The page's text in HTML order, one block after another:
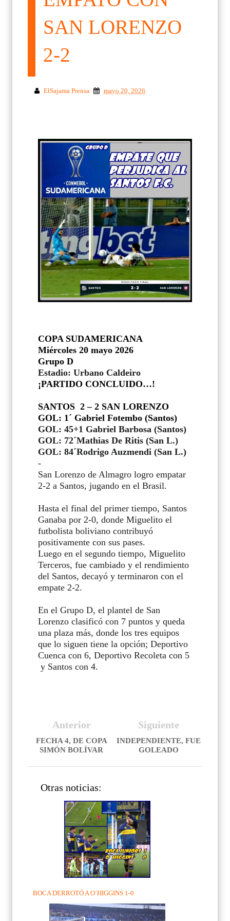
SAN LORENZO
2-2
ElSajama Prensa mayo 20, 2026
COPA SUDAMERICANA
Miércoles 20 mayo 2026
Grupo D
Estadio: Urbano Caldeiro
¡PARTIDO CONCLUIDO…!
SANTOS 2 – 2 SAN LORENZO
GOL: 1´ Gabriel Fotembo (Santos)
GOL: 45+1 Gabriel Barbosa (Santos)
GOL: 72´Mathias De Ritis (San L.)
GOL: 84´Rodrigo Auzmendi (San L.)
-
San Lorenzo de Almagro logro empatar
2-2 a Santos, jugando en el Brasil.
Hasta el final del primer tiempo, Santos
Ganaba por 2-0, donde Miguelito el
futbolista boliviano contribuyó
positivamente con sus pases.
Luego en el segundo tiempo, Miguelito
Terceros, fue cambiado y el rendimiento
del Santos, decayó y terminaron con el
empate 2-2.
En el Grupo D, el plantel de San
Lorenzo clasificó con 7 puntos y queda
una plaza más, donde los tres equipos
que lo siguen tiene la opción; Deportivo
Cuenca con 6, Deportivo Recoleta con 5
y Santos con 4.
Siguiente
INDEPENDIENTE, FUE
GOLEADO
Anterior
FECHA 4, DE COPA
SIMÓN BOLÍVAR
Otras noticias:
BOCA DERROTÓ A O´HIGGINS 1-0